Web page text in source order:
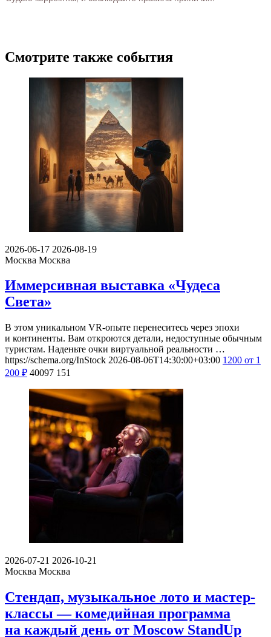
Смотрите также события
2026-06-17 2026-08-19
Москва Москва
Иммерсивная выставка «Чудеса
Света»
В этом уникальном VR-опыте перенеситесь через эпохи
и континенты. Вам откроются детали, недоступные обычным
туристам. Наденьте очки виртуальной реальности …
https://schema.org/InStock 2026-08-06T14:30:00+03:00 1200 от 1
200 ₽ 40097 151
2026-07-21 2026-10-21
Москва Москва
Стендап, музыкальное лото и мастер-
классы — комедийная программа
на каждый день от Moscow StandUp